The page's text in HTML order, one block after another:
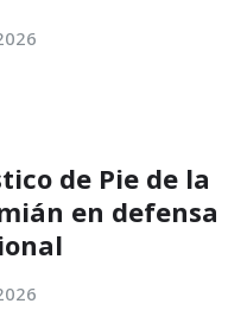
de Pie de la
en defensa